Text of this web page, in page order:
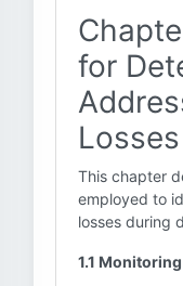
for
Losses
This chapter
employed to
losses during
1.1